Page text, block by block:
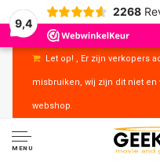
9,4
2268
Let op! , Er zijn verkopers
misbruiken, wij zijn dit niet
webshop.
MENU